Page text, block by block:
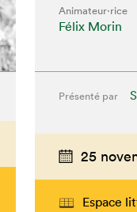
Animateur⋅rice
Félix Morin
Présenté par
25
Espace